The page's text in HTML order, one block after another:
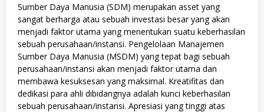
Sumber Daya Manusia (SDM) merupakan asset yang
sangat berharga atau sebuah investasi besar yang akan
menjadi faktor utama yang menentukan suatu keberhasilan
sebuah perusahaan/instansi. Pengelolaan Manajemen
Sumber Daya Manusia (MSDM) yang tepat bagi sebuah
perusahaan/instansi akan menjadi faktor utama dan
membawa kesuksesan yang maksimal. Kreatifitas dan
dedikasi para ahli dibidangnya adalah kunci keberhasilan
sebuah perusahaan/instansi. Apresiasi yang tinggi atas